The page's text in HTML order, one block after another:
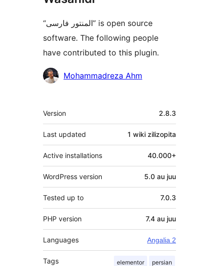
“المنتور فارسی” is open source
software. The following people
have contributed to this plugin.
Contributors
Mohammadreza Ahm
Meta
Version 2.8.3
Last updated 1 wiki zilizopita
Active installations 40.000+
WordPress version 5.0 au juu
Tested up to 7.0.3
PHP version 7.4 au juu
Languages Angalia 2
Tags elementor persian